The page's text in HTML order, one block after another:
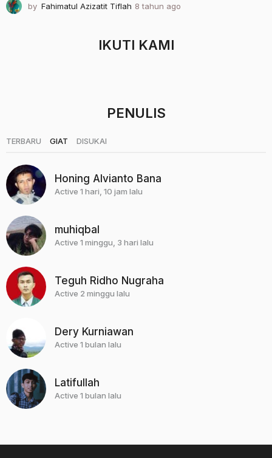
by Fahimatul Azizatit Tiflah 8 tahun ago
IKUTI KAMI
PENULIS
TERBARU GIAT DISUKAI
Honing Alvianto Bana
Active 1 hari, 10 jam lalu
muhiqbal
Active 1 minggu, 3 hari lalu
Teguh Ridho Nugraha
Active 2 minggu lalu
Dery Kurniawan
Active 1 bulan lalu
Latifullah
Active 1 bulan lalu